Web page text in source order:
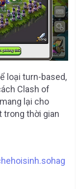
loại turn-based,
Clash of
lại cho
trong thời gian